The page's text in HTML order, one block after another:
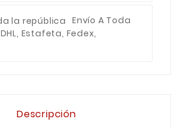
Envío A Toda
DHL, Estafeta, Fedex,
Descripción